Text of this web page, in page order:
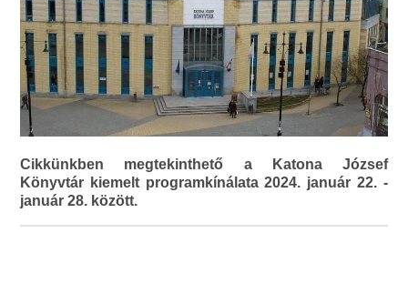
Cikkünkben megtekinthető a Katona József
Könyvtár kiemelt programkínálata 2024. január 22. -
január 28. között.